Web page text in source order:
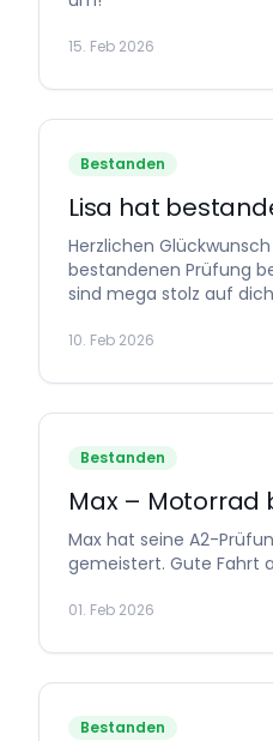
15. Feb 2026
Bestanden
Lisa hat
Herzlichen
bestandenen Prüfung
sind mega stolz auf
10. Feb 2026
Bestanden
Max –
Max hat seine A2-
gemeistert. Gute Fahrt
01. Feb 2026
Bestanden